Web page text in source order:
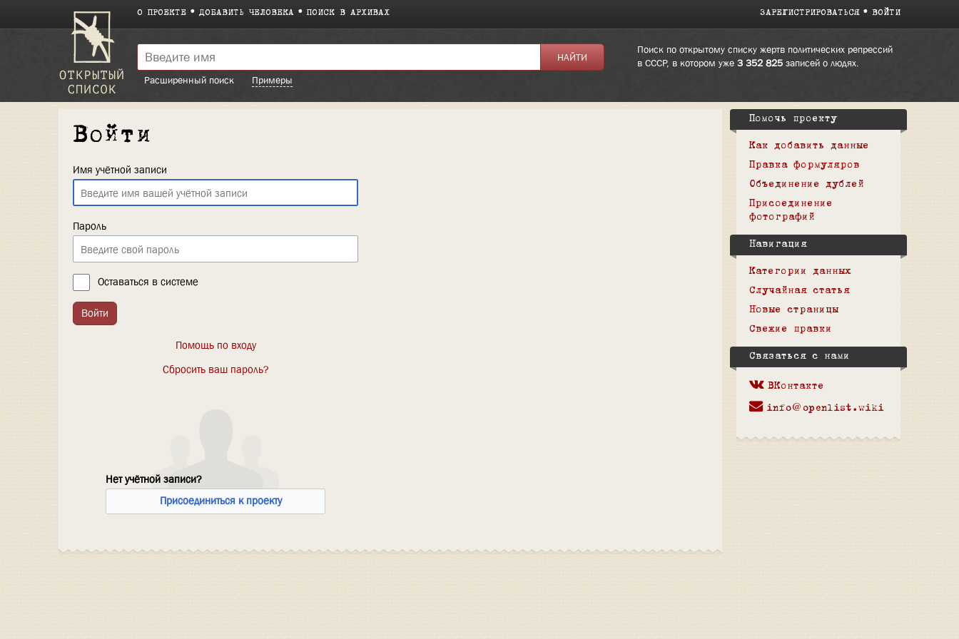
О ПРОЕКТЕ ДОБАВИТЬ ЧЕЛОВЕКА ПОИСК В АРХИВАХ ЗАРЕГИСТРИРОВАТЬСЯ ВОЙТИ
Поиск по открытому списку жертв политических репрессий
в СССР, в котором уже 3 352 825записей о людях.
Расширенный поиск
Примеры
Войти
Имя учётной записи
Пароль
Оставаться в системе
Войти
Помощь по входу
Сбросить ваш пароль?
Нет учётной записи?
Присоединиться к проекту
Помочь проекту
Как добавить данные
Правка формуляров
Объединение дублей
Присоединение
фотографий
Навигация
Категории данных
Случайная статья
Новые страницы
Свежие правки
Связаться с нами
ВКонтакте
info@openlist.wiki